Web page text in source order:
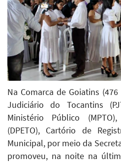
Na Comarca de Goiatins
Judiciário do Tocantins
Ministério Público
(DPETO), Cartório de
Municipal, por meio da
promoveu, na noite na